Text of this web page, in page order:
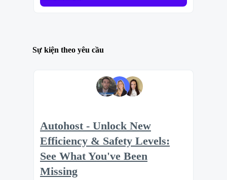
Sự kiện theo yêu cầu
Autohost - Unlock New
Efficiency & Safety Levels:
See What You've Been
Missing